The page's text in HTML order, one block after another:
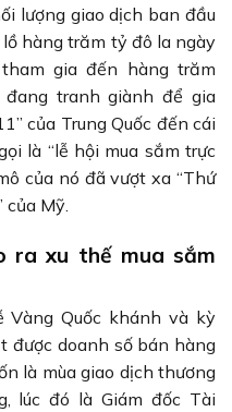
lượng giao dịch ban đầu
hàng trăm tỷ đô la ngày
gia đến hàng trăm
tranh giành để gia
của Trung Quốc đến cái
là “lễ hội mua sắm trực
của nó đã vượt xa “Thứ
của Mỹ.
ra xu thế mua sắm
Vàng Quốc khánh và kỳ
được doanh số bán hàng
là mùa giao dịch thương
lúc đó là Giám đốc Tài